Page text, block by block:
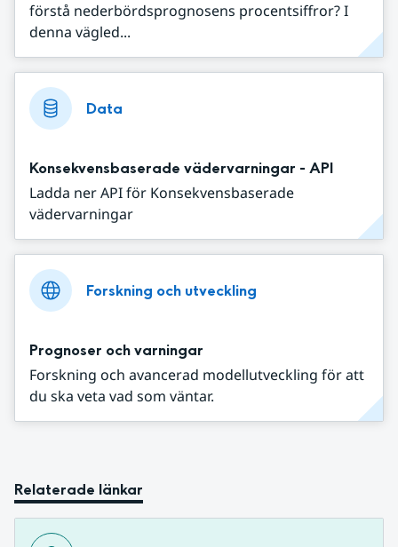
förstå nederbördsprognosens procentsiffror? I
denna vägled...
Data
Konsekvensbaserade vädervarningar - API
Ladda ner API för Konsekvensbaserade
vädervarningar
Forskning och utveckling
Prognoser och varningar
Forskning och avancerad modellutveckling för att
du ska veta vad som väntar.
Relaterade länkar